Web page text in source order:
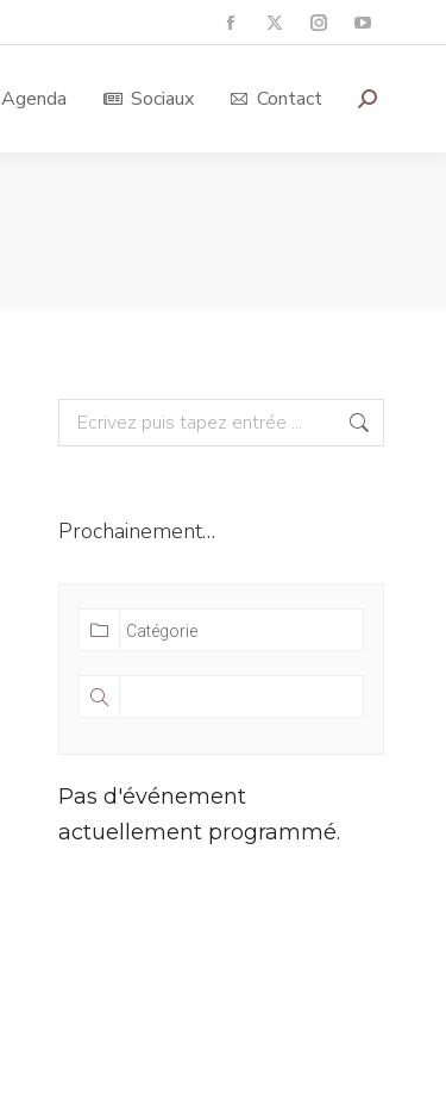
Agenda Sociaux Contact
Prochainement…
Pas d'événement
actuellement programmé.